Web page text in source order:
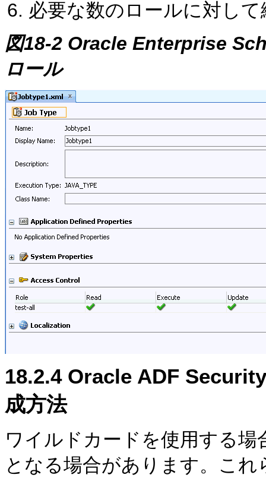
必要な数のロールに対し
図18-2 Oracle Enterprise
ロール
18.2.4Oracle ADF
成方法
ワイルドカードを使用する
となる場合があります。こ